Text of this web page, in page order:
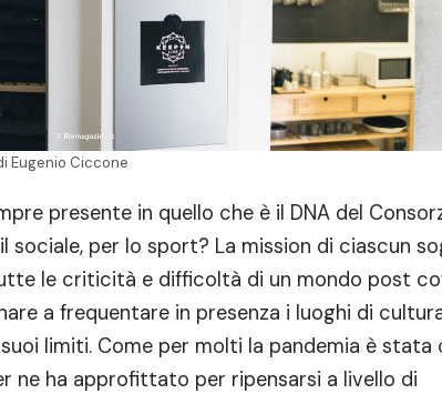
Eugenio Ciccone
presente in quello che è il DNA del
sociale, per lo sport? La mission di ciascun
le criticità e difficoltà di un mondo post
a frequentare in presenza i luoghi di
limiti. Come per molti la pandemia è stata
ne ha approfittato per ripensarsi a livello di